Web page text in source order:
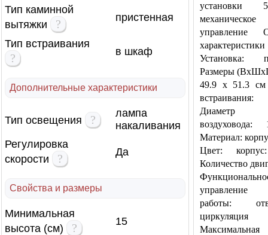
Тип каминной
вытяжки
? пристенная
Тип встраивания
? в шкаф
Дополнительные характеристики
Тип освещения ?
лампа
накаливания
Регулировка
скорости
? Да
Свойства и размеры
Минимальная
высота (см)
? 15
установки
механическое
управление
характеристики
Установка:
Размеры
49.9 x 51.3
Диаметр
Материал:
Цвет:
Количество
управление
работы:
циркуляция
Максимальная